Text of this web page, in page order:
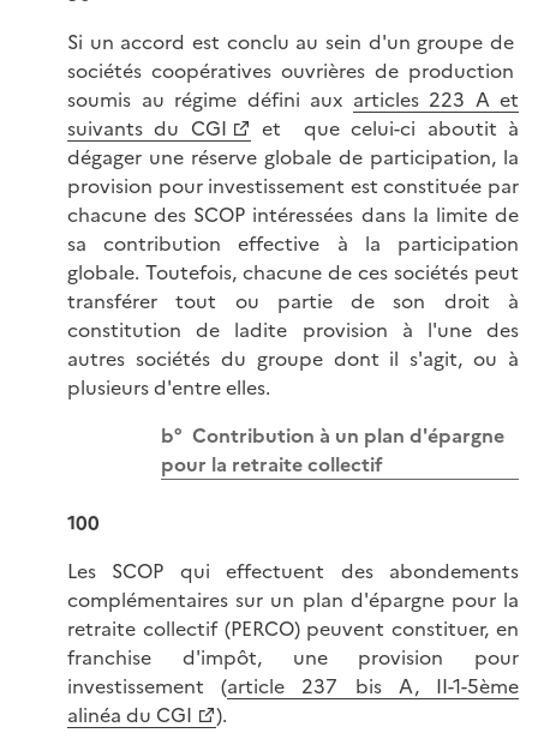
Si un accord est conclu au sein d'un groupe de
sociétés coopératives ouvrières de production
soumis au régime défini aux articles 223 A et
suivants du CGI
et que celui-ci aboutit à
dégager une réserve globale de participation, la
provision pour investissement est constituée par
chacune des SCOP intéressées dans la limite de
sa contribution effective à la participation
globale. Toutefois, chacune de ces sociétés peut
transférer tout ou partie de son droit à
constitution de ladite provision à l'une des
autres sociétés du groupe dont il s'agit, ou à
plusieurs d'entre elles.
b° Contribution à un plan d'épargne
pour la retraite collectif
100
Les SCOP qui effectuent des abondements
complémentaires sur un plan d'épargne pour la
retraite collectif (PERCO) peuvent constituer, en
franchise d'impôt, une provision pour
investissement (article 237 bis A, II-1-5ème
alinéa du CGI
).